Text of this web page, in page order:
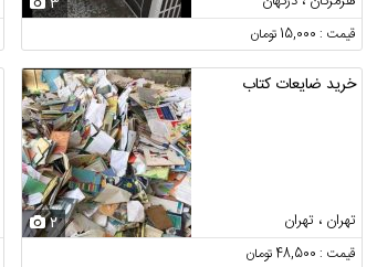
قیمت : 15,000 تومان
خرید ضایعات کتاب
تهران ، تهران 2
قیمت : 48,500 تومان